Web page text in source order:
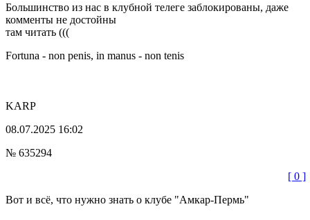
Большинство из нас в клубной телеге заблокированы, даже
комменты не достойны
там читать (((
Fortuna - non penis, in manus - non tenis
KARP
08.07.2025 16:02
№ 635294
[ 0 ]
Вот и всё, что нужно знать о клубе "Амкар-Пермь"